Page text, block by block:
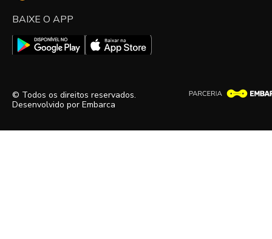
BAIXE O APP
© Todos os direitos reservados.
Desenvolvido por Embarca